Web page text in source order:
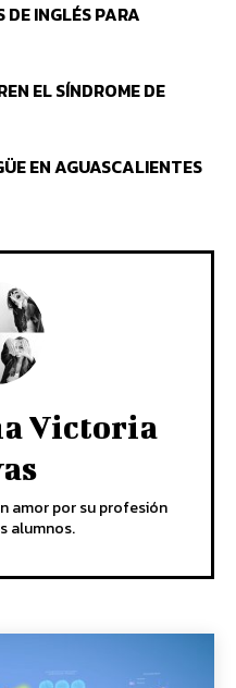
INGLÉS PARA
EL SÍNDROME DE
EN AGUASCALIENTES
Victoria
amor por su profesión
alumnos.